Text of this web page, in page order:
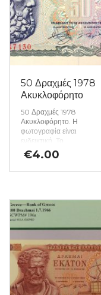
50 Δραχμές 1978
Ακυκλοφόρητο
50 Δραχμές 1978
Ακυκλοφόρητο. Η
φωτογραφία είναι
ενδεικτική. Το
χαρτονόμισμα που θα σας
αποσταλεί θα είναι σε
€4.00